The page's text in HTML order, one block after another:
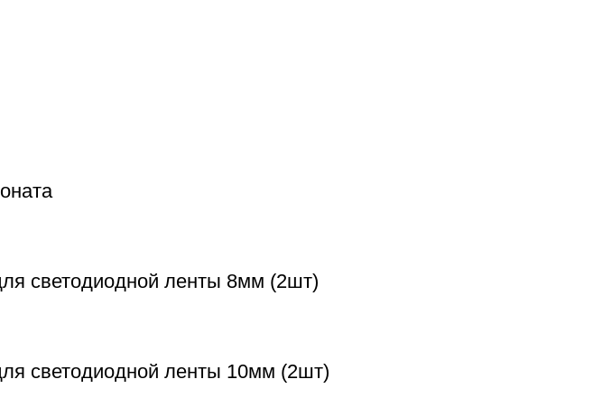
светодиодной ленты 8мм (2шт)
светодиодной ленты 10мм (2шт)